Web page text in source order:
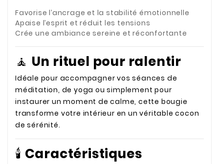
Favorise l’ancrage et la stabilité émotionnelle
Apaise l’esprit et réduit les tensions
Crée une ambiance sereine et réconfortante
🧘 Un rituel pour ralentir
Idéale pour accompagner vos séances de
méditation, de yoga ou simplement pour
instaurer un moment de calme, cette bougie
transforme votre intérieur en un véritable cocon
de sérénité.
🕯️ Caractéristiques